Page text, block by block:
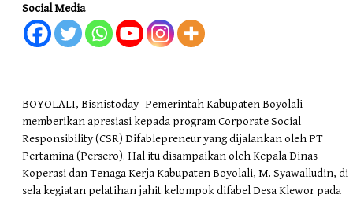
Social Media
BOYOLALI, Bisnistoday -Pemerintah Kabupaten Boyolali
memberikan apresiasi kepada program Corporate Social
Responsibility (CSR) Difablepreneur yang dijalankan oleh PT
Pertamina (Persero). Hal itu disampaikan oleh Kepala Dinas
Koperasi dan Tenaga Kerja Kabupaten Boyolali, M. Syawalludin, di
sela kegiatan pelatihan jahit kelompok difabel Desa Klewor pada